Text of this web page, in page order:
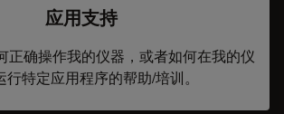
应用支持
正确操作我的仪器，或者如何在我的仪
行特定应用程序的帮助/培训。